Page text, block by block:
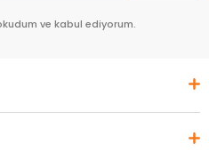
ve kabul ediyorum.